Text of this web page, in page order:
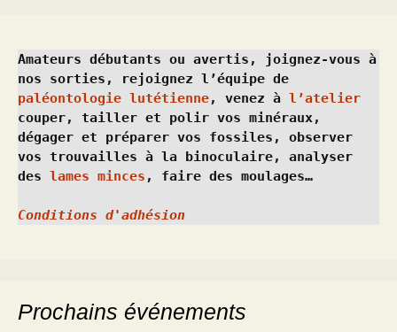
Amateurs débutants ou avertis, joignez-vous à
paléontologie lutétienne, venez à l’atelier
couper, tailler et polir vos minéraux,
dégager et préparer vos fossiles, observer
vos trouvailles à la binoculaire, analyser
des lames minces , faire des moulages…
Conditions d'adhésion
Prochains événements